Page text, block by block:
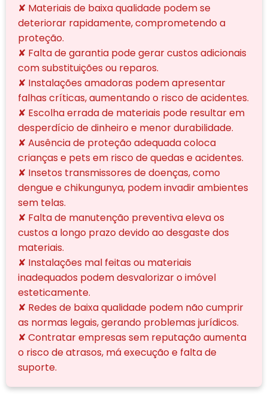
✘ Materiais de baixa qualidade podem se
deteriorar rapidamente, comprometendo a
proteção.
✘ Falta de garantia pode gerar custos adicionais
com substituições ou reparos.
✘ Instalações amadoras podem apresentar
falhas críticas, aumentando o risco de acidentes.
✘ Escolha errada de materiais pode resultar em
desperdício de dinheiro e menor durabilidade.
✘ Ausência de proteção adequada coloca
crianças e pets em risco de quedas e acidentes.
✘ Insetos transmissores de doenças, como
dengue e chikungunya, podem invadir ambientes
sem telas.
✘ Falta de manutenção preventiva eleva os
custos a longo prazo devido ao desgaste dos
materiais.
✘ Instalações mal feitas ou materiais
inadequados podem desvalorizar o imóvel
esteticamente.
✘ Redes de baixa qualidade podem não cumprir
as normas legais, gerando problemas jurídicos.
✘ Contratar empresas sem reputação aumenta
o risco de atrasos, má execução e falta de
suporte.